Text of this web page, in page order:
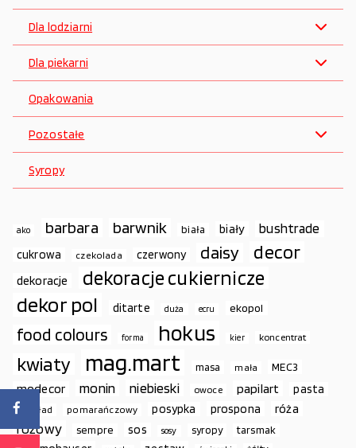
Dla lodziarni
Dla piekarni
Opakowania
Pozostałe
Syropy
ako barbara barwnik biała biały bushtrade
cukrowa czekolada czerwony daisy decor
dekoracje dekoracje cukiernicze
dekor pol ditarte duża ecru ekopol
food colours forma hokus kier koncentrat
kwiaty mag.mart masa mała MEC3
modecor monin niebieski owoce papilart pasta
podkład pomarańczowy posypka prospona róża
różowy sempre sos sosy syropy tarsmak